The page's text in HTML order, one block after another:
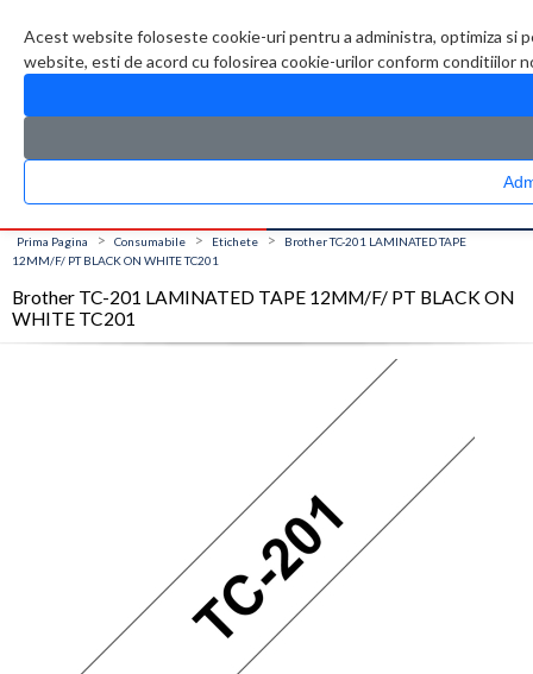
Acest website foloseste cookie-uri pentru a administra, optimiza si
website, esti de acord cu folosirea cookie-urilor conform conditiilor
0 produs(e)
CATALOG PRODUSE
Prima Pagina > Consumabile > Etichete >
Brother TC-201 LAMINATED TAPE
12MM/F/ PT BLACK ON WHITE TC201
Brother TC-201 LAMINATED TAPE 12MM/F/ PT BLACK ON
WHITE TC201